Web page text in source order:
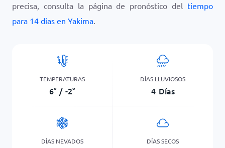
precisa, consulta la página de pronóstico del tiempo
para 14 días en Yakima.
TEMPERATURAS
6° / -2°
DÍAS LLUVIOSOS
4 Días
DÍAS NEVADOS DÍAS SECOS